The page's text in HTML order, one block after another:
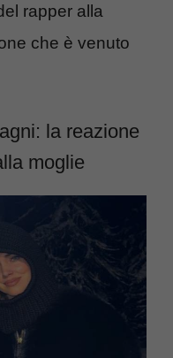
rapper alla
che è venuto
la reazione
moglie